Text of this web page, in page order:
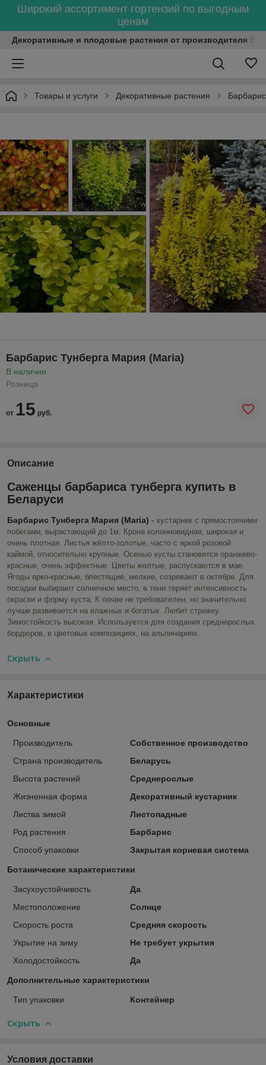
Широкий ассортимент гортензий по выгодным
ценам
Декоративные и плодовые растения от производителя
Товары и услуги Декоративные растения Барбарис
Барбарис Тунберга Мария (Maria)
В наличии
Розница
от 15 руб.
Описание
Саженцы барбариса тунберга купить в
Беларуси
Барбарис Тунберга Мария (Maria) - кустарник с прямостоячими
побегами, вырастающий до 1м. Крона колонновидная, широкая и
очень плотная. Листья жёлто-золотые, часто с яркой розовой
каймой, относительно крупные. Осенью кусты становятся оранжево-
красные, очень эффектные. Цветы желтые, распускаются в мае.
Ягоды ярко-красные, блестящие, мелкие, созревают в октябре. Для
посадки выбирают солнечное место, в тени теряет интенсивность
окраски и форму куста. К почве не требователен, но значительно
лучше развивается на влажных и богатых. Любит стрижку.
Зимостойкость высокая. Используется для создания среднерослых
бордюров, в цветовых композициях, на альпинариях.
Скрыть
Характеристики
Основные
Производитель
Собственное производство
Страна производитель
Беларусь
Высота растений
Среднерослые
Жизненная форма
Декоративный кустарник
Листва зимой
Листопадные
Род растения
Барбарис
Способ упаковки
Закрытая корневая система
Ботанические характеристики
Засухоустойчивость
Да
Местоположение
Солнце
Скорость роста
Средняя скорость
Укрытие на зиму
Не требует укрытия
Холодостойкость
Да
Дополнительные характеристики
Тип упаковки Контейнер
Скрыть
Условия доставки